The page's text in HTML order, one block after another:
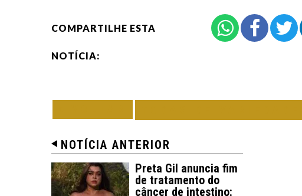
COMPARTILHE ESTA
NOTÍCIA:
NOTÍCIA ANTERIOR
Preta Gil anuncia fim
de tratamento do
câncer de intestino: